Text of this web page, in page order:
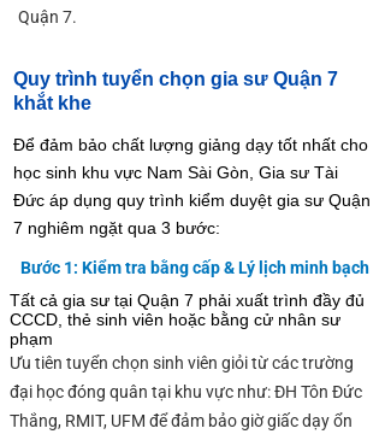
Quận 7.
Quy trình tuyển chọn gia sư Quận 7
khắt khe
Để đảm bảo chất lượng giảng dạy tốt nhất cho
học sinh khu vực Nam Sài Gòn, Gia sư Tài
Đức áp dụng quy trình kiểm duyệt gia sư Quận
7 nghiêm ngặt qua 3 bước:
Bước 1: Kiểm tra bằng cấp & Lý lịch minh bạch
​​​Tất cả gia sư tại Quận 7 phải xuất trình đầy đủ
CCCD, thẻ sinh viên hoặc bằng cử nhân sư
phạm
Ưu tiên tuyển chọn sinh viên giỏi từ các trường
đại học đóng quân tại khu vực như: ĐH Tôn Đức
Thắng, RMIT, UFM để đảm bảo giờ giấc dạy ổn